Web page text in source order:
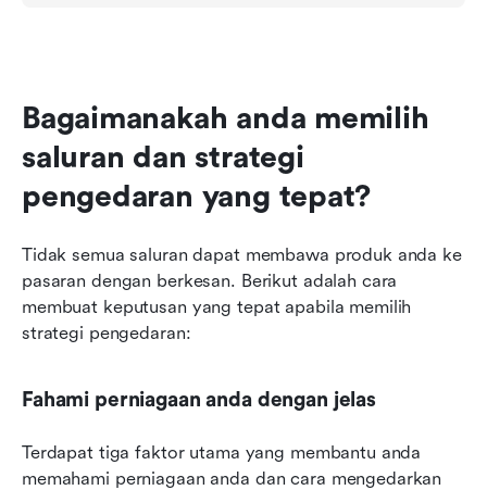
Bagaimanakah anda memilih
saluran dan strategi
pengedaran yang tepat?
Tidak semua saluran dapat membawa produk anda ke
pasaran dengan berkesan. Berikut adalah cara
membuat keputusan yang tepat apabila memilih
strategi pengedaran:
Fahami perniagaan anda dengan jelas
Terdapat tiga faktor utama yang membantu anda
memahami perniagaan anda dan cara mengedarkan